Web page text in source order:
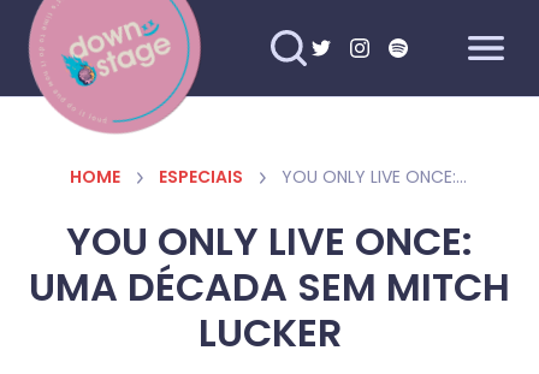
HOME ESPECIAIS YOU ONLY LIVE ONCE: UMA DÉCADA SEM MITCH LUCKER
YOU ONLY LIVE ONCE:
UMA DÉCADA SEM MITCH
LUCKER